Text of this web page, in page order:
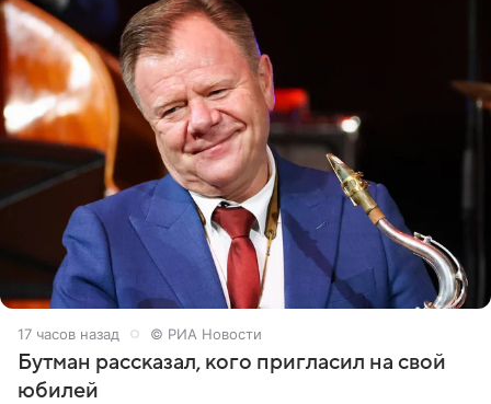
17 часов назад © РИА Новости
Бутман рассказал, кого пригласил на свой
юбилей